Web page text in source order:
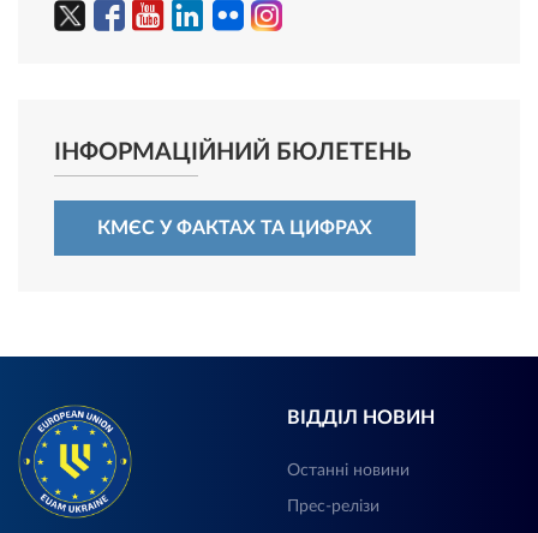
ІНФОРМАЦІЙНИЙ БЮЛЕТЕНЬ
КМЄС У ФАКТАХ ТА ЦИФРАХ
ВІДДІЛ НОВИН
Останні новини
Прес-релізи